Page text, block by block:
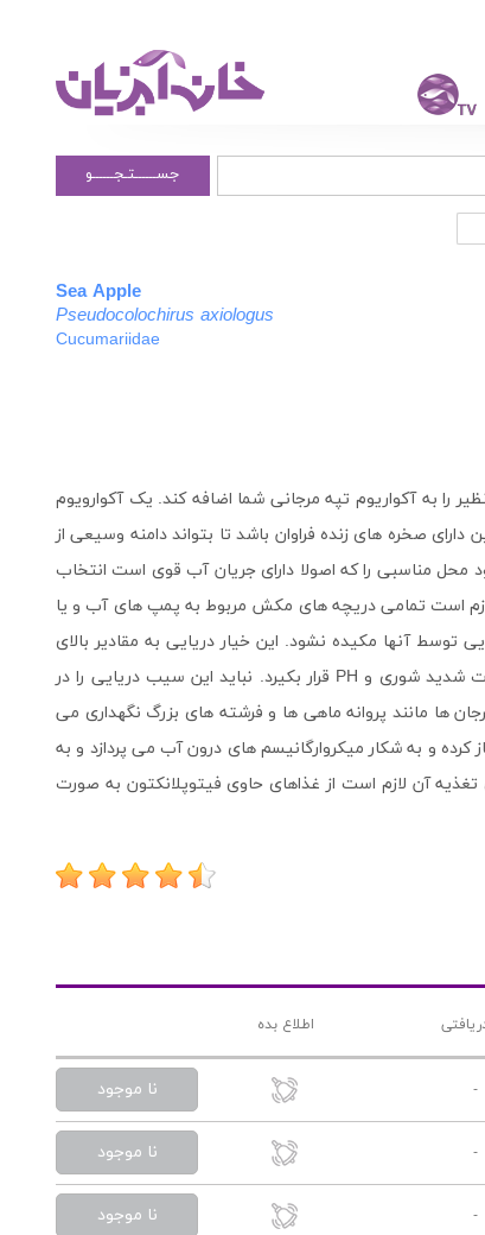
جســــــتـجــــــو
Sea Apple
Pseudocolochirus axiologus
Cucumariidae
را به آکواریوم تپه مرجانی شما اضافه کند. یک آکوارویوم
صخره های زنده فراوان باشد تا بتواند دامنه وسیعی از
محل مناسبی را که اصولا دارای جریان آب قوی است انتخاب
است تمامی دریچه های مکش مربوط به پمپ های آب و یا
توسط آنها مکیده نشود. این خیار دریایی به مقادیر بالای
نیترات و پایین مس بسیار حساس است و نباید در معرض تغییرات شدید شوری و PH قرار بکیرد. نباید این سیب دریایی را در
ها مانند پروانه ماهی ها و فرشته های بزرگ نگهداری می
کرده و به شکار میکروارگانیسم های درون آب می پردازد و به
آن لازم است از غذاهای حاوی فیتوپلانکتون به صورت
اطلاع بده
- نا موجود
- نا موجود
- نا موجود